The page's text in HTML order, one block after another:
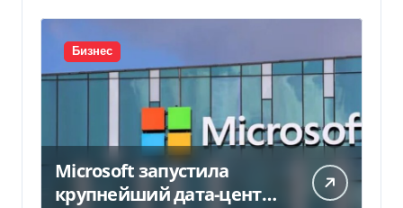
Бизнес
Microsoft запустила
крупнейший дата-центр